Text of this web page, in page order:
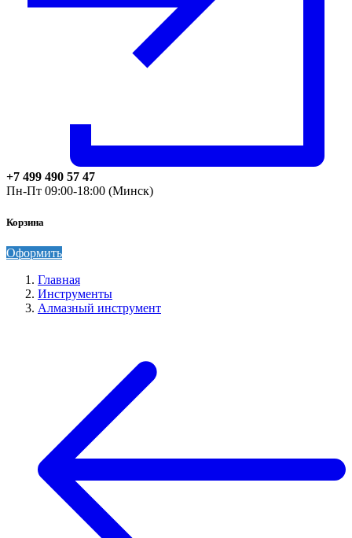
+7 499 490 57 47
Пн-Пт 09:00-18:00 (Минск)
Корзина
Оформить
Главная
Инструменты
Алмазный инструмент